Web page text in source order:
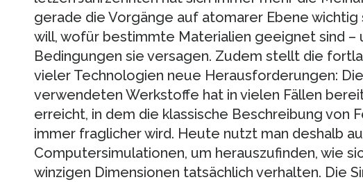
gerade die Vorgänge auf atomarer Ebene wichtig
will, wofür bestimmte Materialien geeignet sind –
Bedingungen sie versagen. Zudem stellt die
vieler Technologien neue Herausforderungen:
verwendeten Werkstoffe hat in vielen Fällen
erreicht, in dem die klassische Beschreibung von
immer fraglicher wird. Heute nutzt man deshalb
Computersimulationen, um herauszufinden, wie
winzigen Dimensionen tatsächlich verhalten. Die